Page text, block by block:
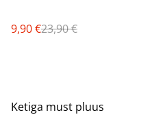
9,90 €23,90 €
%
Ketiga must pluus